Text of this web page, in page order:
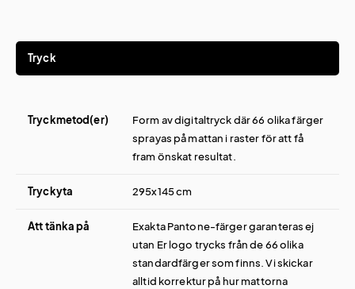
Tryck
Tryckmetod(er)
Form av digitaltryck där 66 olika färger
sprayas på mattan i raster för att få
fram önskat resultat.
Tryckyta 295x145 cm
Att tänka på
Exakta Pantone-färger garanteras ej
utan Er logo trycks från de 66 olika
standardfärger som finns. Vi skickar
alltid korrektur på hur mattorna